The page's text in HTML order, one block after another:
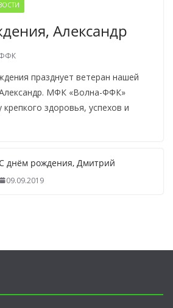
Александр
празднует ветеран нашей
МФК «Волна-ФФК»
здоровья, успехов и
днём рождения, Дмитрий
09.09.2019